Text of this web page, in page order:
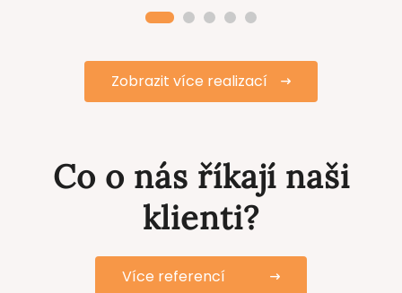
Zobrazit více realizací
Co o nás říkají naši
klienti?
Více referencí